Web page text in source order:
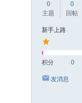
0
主题
0
回帖
新手上路
积分 0
发消息